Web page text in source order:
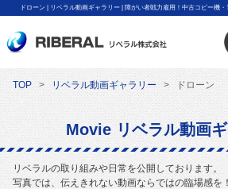
ドローン | リベラル動画ギャラリー | 障がい者戦力雇用！中古コピー機・
TOP リベラル動画ギャラリー ドローン
Movie リベラル動画
リベラルの取り組みや日常を公開しております。
写真では、伝えきれない動画ならではの臨場感を